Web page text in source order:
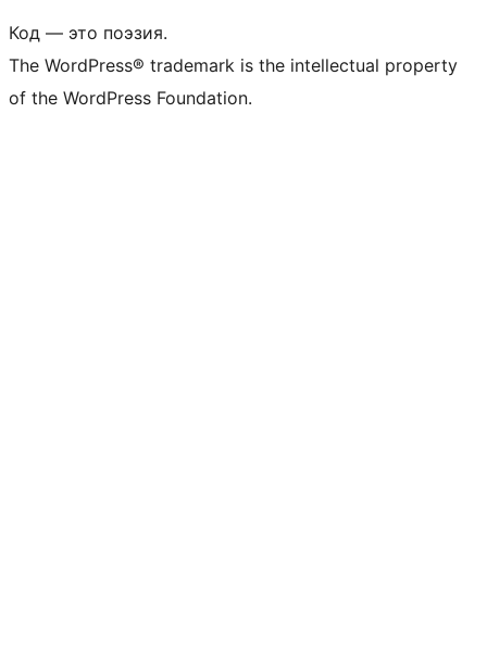
Код — это поэзия.
The WordPress® trademark is the intellectual property
of the WordPress Foundation.